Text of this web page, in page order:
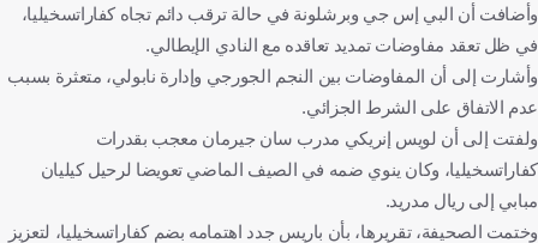
وأضافت أن البي إس جي وبرشلونة في حالة ترقب دائم تجاه كفاراتسخيليا،
في ظل تعقد مفاوضات تمديد تعاقده مع النادي الإيطالي.
وأشارت إلى أن المفاوضات بين النجم الجورجي وإدارة نابولي، متعثرة بسبب
عدم الاتفاق على الشرط الجزائي.
ولفتت إلى أن لويس إنريكي مدرب سان جيرمان معجب بقدرات
كفاراتسخيليا، وكان ينوي ضمه في الصيف الماضي تعويضا لرحيل كيليان
مبابي إلى ريال مدريد.
وختمت الصحيفة، تقريرها، بأن باريس جدد اهتمامه بضم كفاراتسخيليا، لتعزيز